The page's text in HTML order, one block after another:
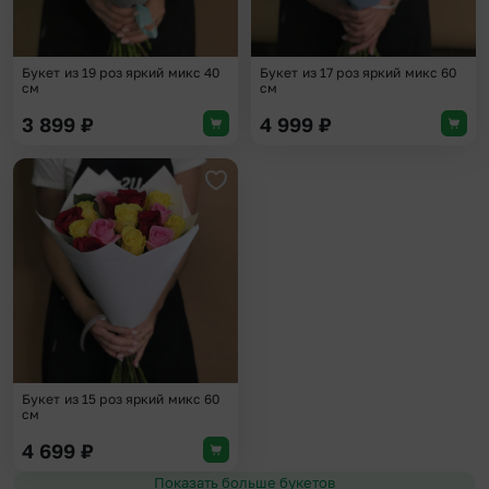
Букет из 19 роз яркий микс 40
см
3 899 ₽
Букет из 17 роз яркий микс 60
см
4 999 ₽
Букет из 15 роз яркий микс 60
см
4 699 ₽
Показать больше букетов